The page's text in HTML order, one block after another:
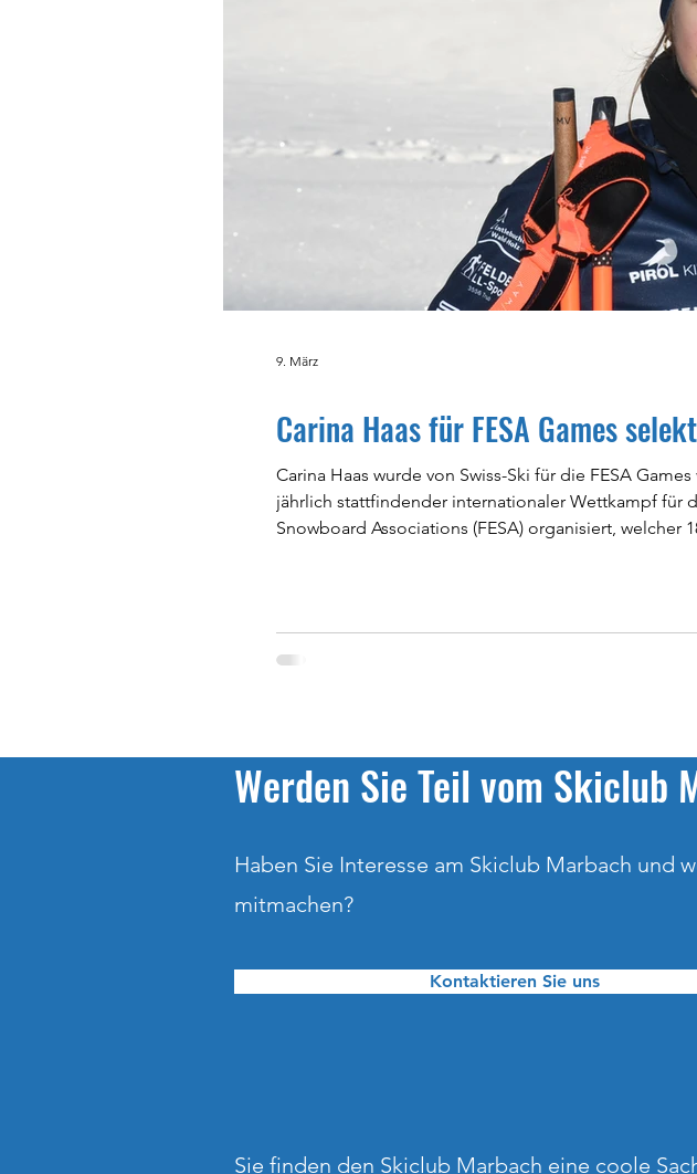
Carina Haas für FESA Games
Carina Haas wurde von Swiss-Ski für die FESA Games vom 21./
jährlich stattfindender internationaler Wettkampf für
Snowboard Associations (FESA) organisiert, welcher 18 europäische Länder
9. März
Werden Sie Teil vom Skiclub
Haben Sie Interesse am Skiclub Marbach und
mitmachen?
Kontaktieren Sie uns
Sie finden den Skiclub Marbach eine coole